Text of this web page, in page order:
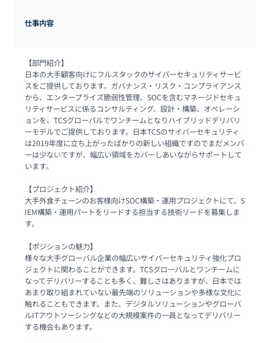
仕事内容
【部門紹介】
日本の大手顧客向けにフルスタックのサイバーセキュリティサービ
スをご提供しております。ガバナンス・リスク・コンプライアンス
から、エンタープライズ脆弱性管理、SOCを含むマネージドセキュ
リティサービスに係るコンサルティング、設計・構築、オペレーシ
ョンを、TCSグローバルでワンチームとなりハイブリッドデリバリ
ーモデルでご提供しております。日本TCSのサイバーセキュリティ
は2019年度に立ち上がったばかりの新しい組織ですのでまだメンバ
ーは少ないですが、幅広い領域をカバーしあいながらサポートして
います。
【プロジェクト紹介】
大手外食チェーンのお客様向けSOC構築・運用プロジェクトにて、S
IEM構築・運用パートをリードする担当する技術リードを募集しま
す。
【ポジションの魅力】
様々な大手グローバル企業の幅広いサイバーセキュリティ強化プロ
ジェクトに関わることができます。TCSグローバルとワンチームに
なってデリバリーすることも多く、難しさはありますが、日本では
あまり取り組まれていない最先端のソリューションや多様な文化に
触れることもできます。また、デジタルソリューションやグローバ
ルITアウトソーシングなどの大規模案件の一員となってデリバリー
する機会もあります。